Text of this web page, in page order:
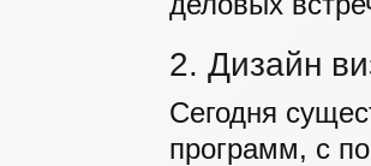
2. Дизайн
Сегодня
программ, с